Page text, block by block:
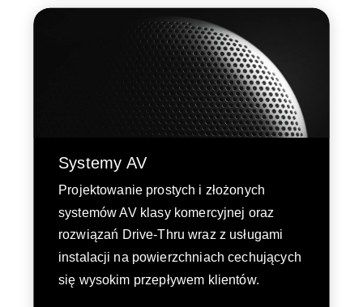
Systemy AV
Projektowanie prostych i złożonych
systemów AV klasy komercyjnej oraz
rozwiązań Drive-Thru wraz z usługami
instalacji na powierzchniach cechujących
się wysokim przepływem klientów.